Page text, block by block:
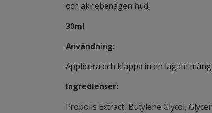
och aknebenägen hud.
30ml
Användning:
Applicera och klappa in en lagom
Ingredienser:
Propolis Extract, Butylene Glycol,